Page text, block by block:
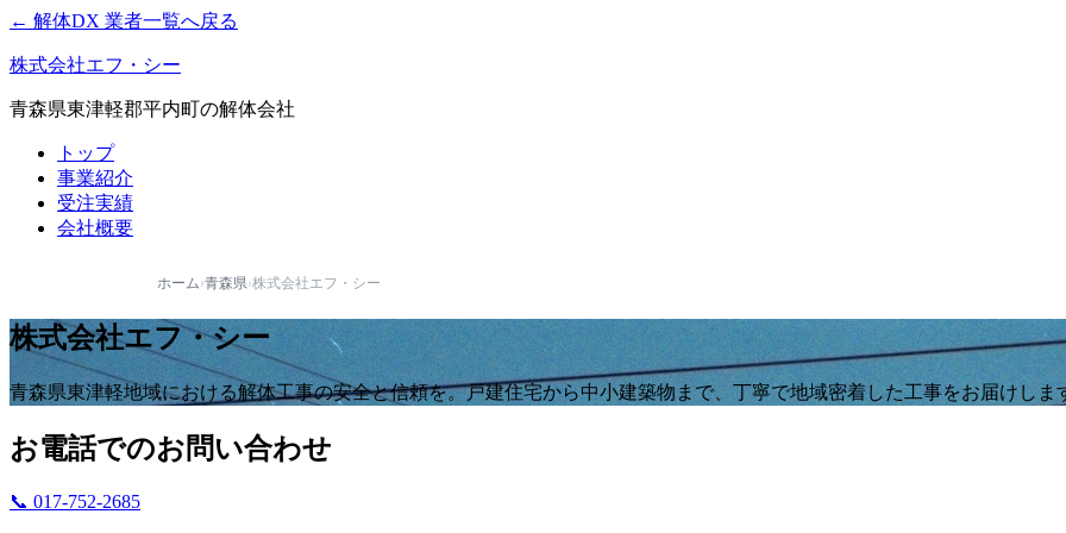
← 解体DX 業者一覧へ戻る
株式会社エフ・シー
青森県東津軽郡平内町の解体会社
トップ
事業紹介
受注実績
会社概要
ホーム›青森県›株式会社エフ・シー
株式会社エフ・シー
青森県東津軽地域における解体工事の安全と信頼を。戸建住宅から中小建築物まで、丁寧で地域密着した工事をお届けしま
お電話でのお問い合わせ
📞 017-752-2685